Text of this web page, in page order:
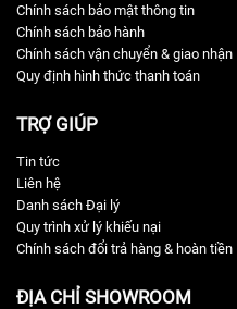
Chính sách bảo mật thông tin
Chính sách bảo hành
Chính sách vận chuyển & giao nhận
Quy định hình thức thanh toán
TRỢ GIÚP
Tin tức
Liên hệ
Danh sách Đại lý
Quy trình xử lý khiếu nại
Chính sách đổi trả hàng & hoàn tiền
ĐỊA CHỈ SHOWROOM